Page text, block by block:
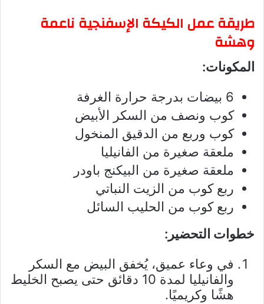
طريقة عمل الكيكة الإسفنجية ناعمة
وهشة
المكونات:
6 بيضات بدرجة حرارة الغرفة
كوب ونصف من السكر الأبيض
كوب وربع من الدقيق المنخول
ملعقة صغيرة من الفانيليا
ملعقة صغيرة من البيكنج باودر
ربع كوب من الزيت النباتي
ربع كوب من الحليب السائل
خطوات التحضير:
في وعاء عميق، يُخفق البيض مع السكر
والفانيليا لمدة 10 دقائق حتى يصبح الخليط
هشًا وكريميًا.